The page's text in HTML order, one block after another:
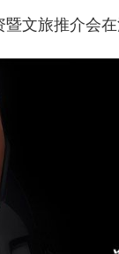
文旅推介会